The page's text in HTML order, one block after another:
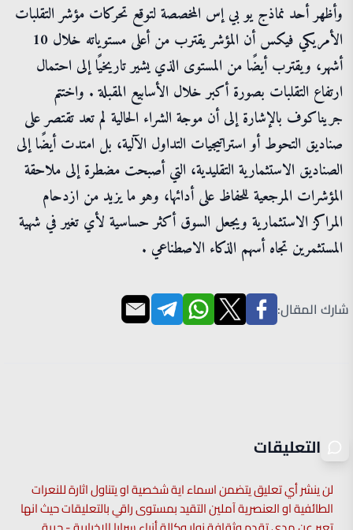
وأظهر أحد نماذج يو بي إس المخصصة لتوقع تحركات مؤشر التقلبات
الأمريكي فيكس أن المؤشر يقترب من أعلى مستوياته خلال 10
أشهر، ويقترب أيضًا من المستوى الذي يشير تاريخيًا إلى احتمال
ارتفاع التقلبات بصورة أكبر خلال الأسابيع المقبلة . واختتم
جريناكوف بالإشارة إلى أن موجة الشراء الحالية لم تعد تقتصر على
صناديق التحوط أو استراتيجيات التداول الآلية، بل امتدت أيضًا إلى
الصناديق الاستثمارية التقليدية، التي أصبحت مضطرة إلى ملاحقة
المؤشرات المرجعية للحفاظ على أدائها، وهو ما يزيد من ازدحام
المراكز الاستثمارية ويجعل السوق أكثر حساسية لأي تغير في شهية
المستثمرين تجاه أسهم الذكاء الاصطناعي .
شارك المقال:
التعليقات
لن ينشر أي تعليق يتضمن اسماء اية شخصية او يتناول اثارة للنعرات
الطائفية او العنصرية آملين التقيد بمستوى راقي بالتعليقات حيث انها